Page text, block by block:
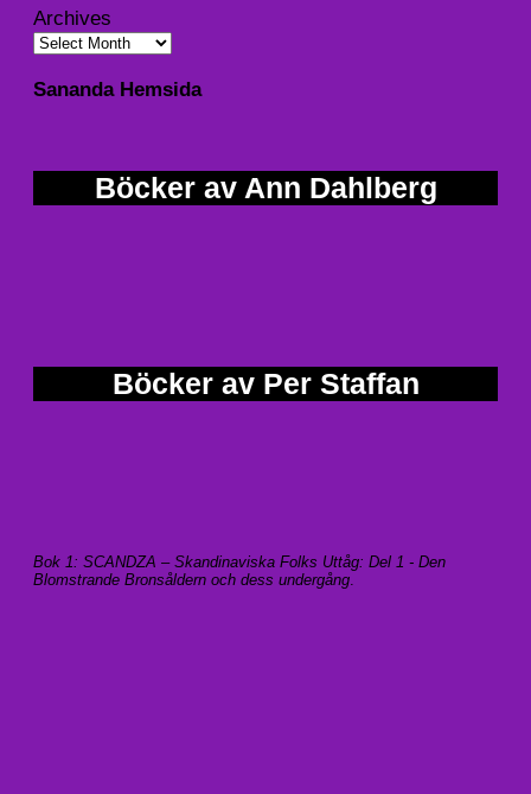
Archives
Sananda Hemsida
Böcker av Ann Dahlberg
Böcker av Per Staffan
Bok 1: SCANDZA – Skandinaviska Folks Uttåg: Del 1 - Den
Blomstrande Bronsåldern och dess undergång.